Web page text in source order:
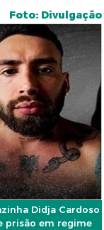
Foto: Divulgação
Didja Cardoso
prisão em regime